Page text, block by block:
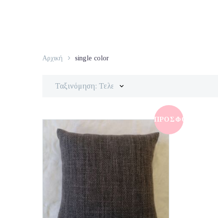
Αρχική single color
Ταξινόμηση: Τελευταία
ΠΡΟΣΦΟΡΆ!